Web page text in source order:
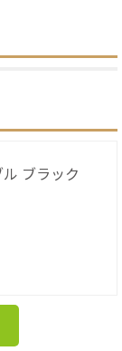
ブラック